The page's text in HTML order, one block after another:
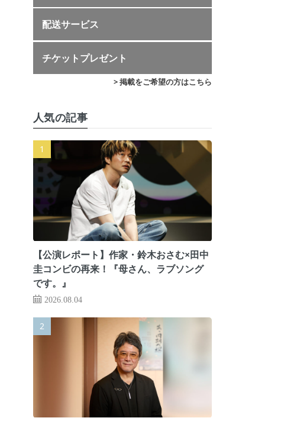
配送サービス
チケットプレゼント
> 掲載をご希望の方はこちら
人気の記事
【公演レポート】作家・鈴木おさむ×田中
圭コンビの再来！『母さん、ラブソング
です。』
2026.08.04